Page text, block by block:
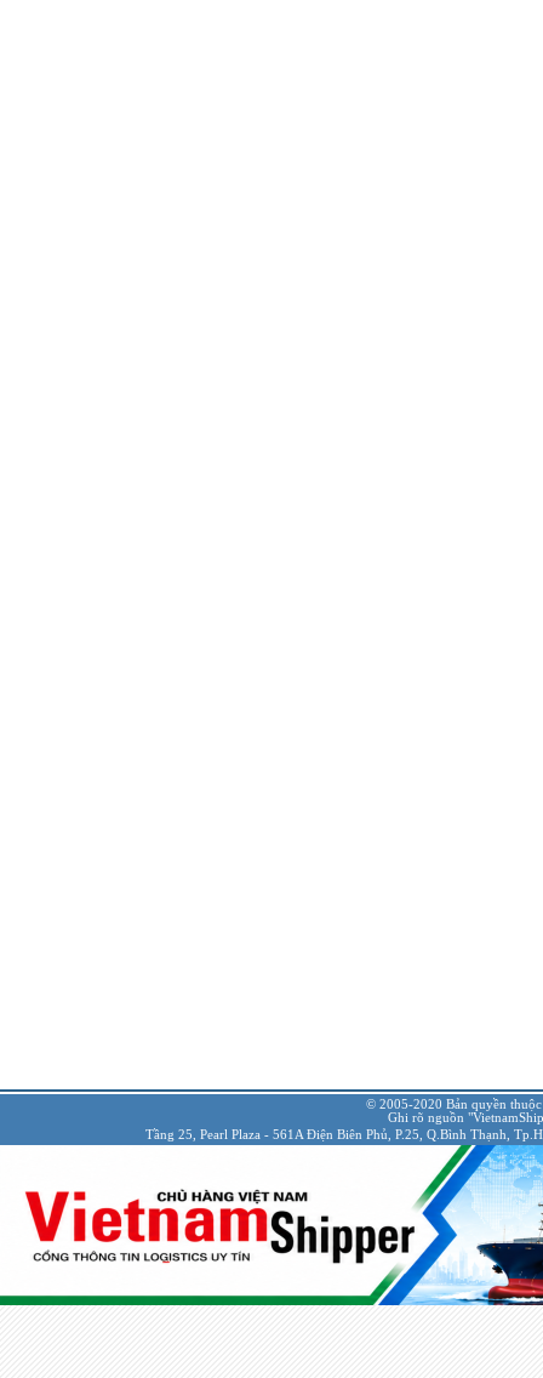
© 2005-2020 Bản quyền
Ghi rõ nguồn
Tầng 25, Pearl Plaza - 561A Điện Biên Phủ, P.25, Q.Bình Thạnh,